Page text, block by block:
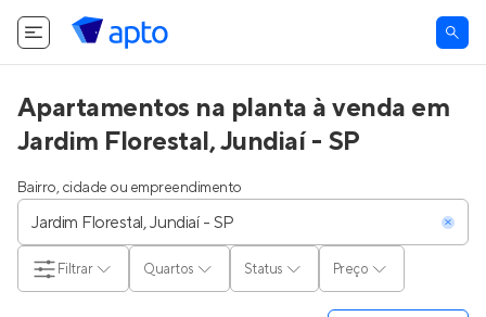
Apartamentos na planta à venda em
Jardim Florestal, Jundiaí - SP
Bairro, cidade ou empreendimento
Quartos Status Preço
Filtrar